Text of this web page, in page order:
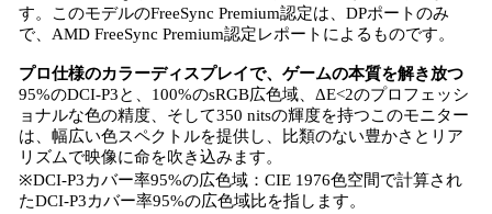
す。このモデルのFreeSync Premium認定は、DPポートのみ
で、AMD FreeSync Premium認定レポートによるものです。
プロ仕様のカラーディスプレイで、ゲームの本質を解き放つ
95%のDCI-P3と、100%のsRGB広色域、ΔE<2のプロフェッシ
ョナルな色の精度、そして350 nitsの輝度を持つこのモニター
は、幅広い色スペクトルを提供し、比類のない豊かさとリア
リズムで映像に命を吹き込みます。
※DCI-P3カバー率95%の広色域：CIE 1976色空間で計算され
たDCI-P3カバー率95%の広色域比を指します。